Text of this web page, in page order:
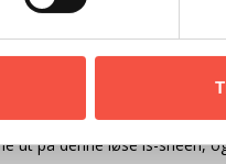
stim er jo stim, og det
skulle gå som bestemt. Det
det et belte med tettpakka
ut på denne løse is-sneen,